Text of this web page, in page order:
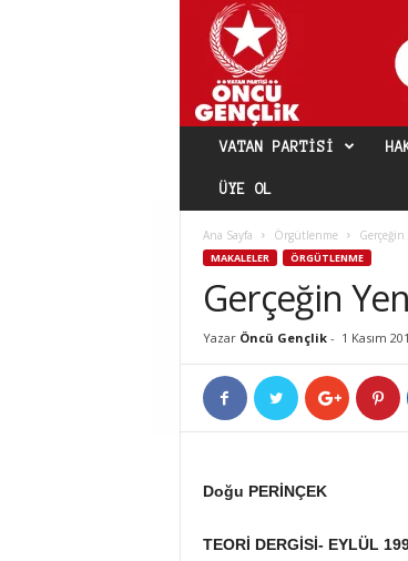
VATAN PARTISI
ÜYE OL
Ana Sayfa Örgütlenme
MAKALELER ÖRGÜTLENME
Gerçeğin
Yazar Öncü Gençlik- 1 Kasım
Doğu PERİNÇEK
TEORİ DERGİSİ- EYLÜL